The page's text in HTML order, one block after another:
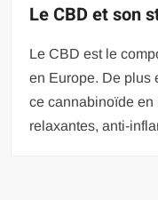
Le CBD et son
Le CBD est le
en Europe. De plus
ce cannabinoïde
relaxantes, anti-